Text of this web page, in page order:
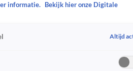
voor de derde keer
gestapt. Ze is
McPhee in St. Paul’s
informatie.
Bekijk hier onze Digitale
Altijd